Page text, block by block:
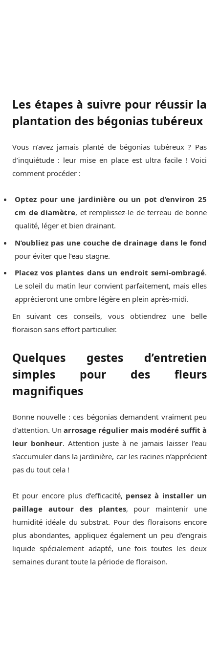
Les étapes à suivre pour réussir la
plantation des bégonias tubéreux
Vous n’avez jamais planté de bégonias tubéreux ? Pas
d’inquiétude : leur mise en place est ultra facile ! Voici
comment procéder :
Optez pour une jardinière ou un pot d’environ 25
cm de diamètre, et remplissez-le de terreau de bonne
qualité, léger et bien drainant.
N’oubliez pas une couche de drainage dans le fond
pour éviter que l’eau stagne.
Placez vos plantes dans un endroit semi-ombragé.
Le soleil du matin leur convient parfaitement, mais elles
apprécieront une ombre légère en plein après-midi.
En suivant ces conseils, vous obtiendrez une belle
floraison sans effort particulier.
Quelques gestes d’entretien
simples pour des fleurs
magnifiques
Bonne nouvelle : ces bégonias demandent vraiment peu
d’attention. Un arrosage régulier mais modéré suffit à
leur bonheur. Attention juste à ne jamais laisser l’eau
s’accumuler dans la jardinière, car les racines n’apprécient
pas du tout cela !
Et pour encore plus d’efficacité, pensez à installer un
paillage autour des plantes, pour maintenir une
humidité idéale du substrat. Pour des floraisons encore
plus abondantes, appliquez également un peu d’engrais
liquide spécialement adapté, une fois toutes les deux
semaines durant toute la période de floraison.